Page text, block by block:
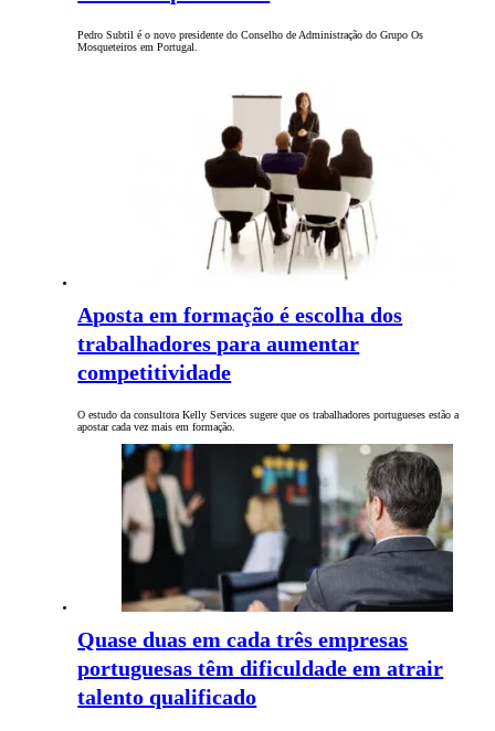
Pedro Subtil é o novo presidente do Conselho de Administração do Grupo Os
Mosqueteiros em Portugal.
Aposta em formação é escolha dos
trabalhadores para aumentar
competitividade
O estudo da consultora Kelly Services sugere que os trabalhadores portugueses estão a
apostar cada vez mais em formação.
Quase duas em cada três empresas
portuguesas têm dificuldade em atrair
talento qualificado